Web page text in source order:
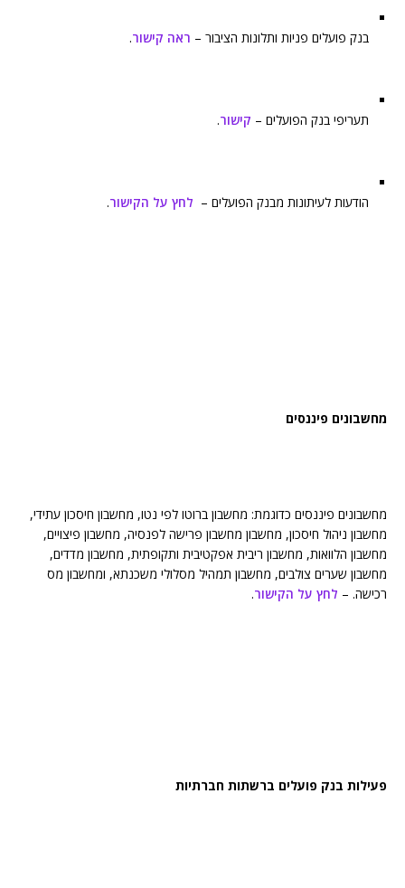
בנק פועלים פניות ותלונות הציבור – ראה קישור.
תעריפי בנק הפועלים – קישור.
הודעות לעיתונות מבנק הפועלים – לחץ על הקישור.
מחשבונים פיננסים
מחשבונים פיננסים כדוגמת: מחשבון ברוטו לפי נטו, מחשבון חיסכון עתידי,
מחשבון ניהול חיסכון, מחשבון מחשבון פרישה לפנסיה, מחשבון פיצויים,
מחשבון הלוואות, מחשבון ריבית אפקטיבית ותקופתית, מחשבון מדדים,
מחשבון שערים צולבים, מחשבון תמהיל מסלולי משכנתא, ומחשבון מס
רכישה. – לחץ על הקישור.
פעילות בנק פועלים ברשתות חברתיות